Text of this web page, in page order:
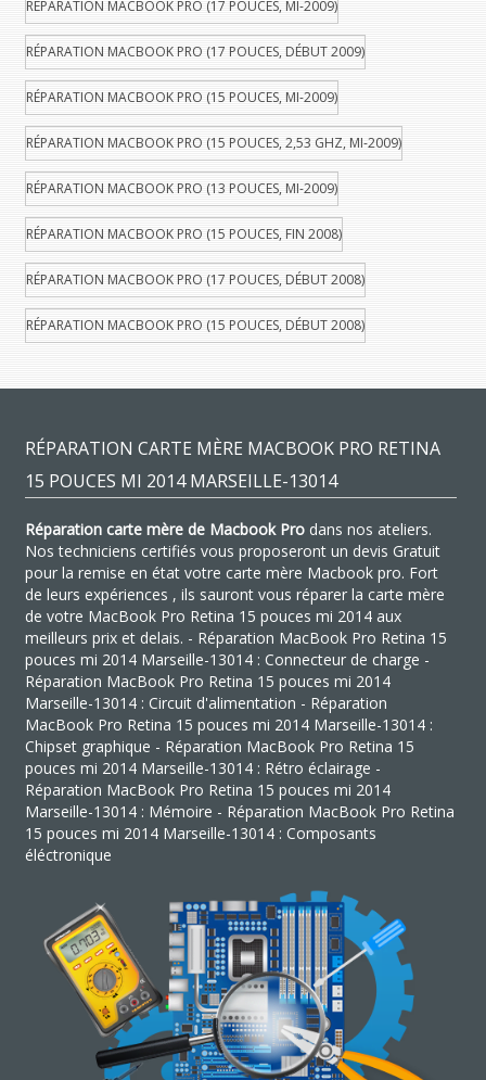
RÉPARATION MACBOOK PRO (17 POUCES, MI-2009)
RÉPARATION MACBOOK PRO (17 POUCES, DÉBUT 2009)
RÉPARATION MACBOOK PRO (15 POUCES, MI-2009)
RÉPARATION MACBOOK PRO (15 POUCES, 2,53 GHZ, MI-2009)
RÉPARATION MACBOOK PRO (13 POUCES, MI-2009)
RÉPARATION MACBOOK PRO (15 POUCES, FIN 2008)
RÉPARATION MACBOOK PRO (17 POUCES, DÉBUT 2008)
RÉPARATION MACBOOK PRO (15 POUCES, DÉBUT 2008)
RÉPARATION CARTE MÈRE MACBOOK PRO RETINA
15 POUCES MI 2014 MARSEILLE-13014
Réparation carte mère de Macbook Prodans nos ateliers.
Nos techniciens certifiés vous proposeront un devis Gratuit
pour la remise en état votre carte mère Macbook pro. Fort
de leurs expériences , ils sauront vous réparer la carte mère
de votre MacBook Pro Retina 15 pouces mi 2014 aux
meilleurs prix et delais. - Réparation MacBook Pro Retina 15
pouces mi 2014 Marseille-13014 : Connecteur de charge -
Réparation MacBook Pro Retina 15 pouces mi 2014
Marseille-13014 : Circuit d'alimentation - Réparation
MacBook Pro Retina 15 pouces mi 2014 Marseille-13014 :
Chipset graphique - Réparation MacBook Pro Retina 15
pouces mi 2014 Marseille-13014 : Rétro éclairage -
Réparation MacBook Pro Retina 15 pouces mi 2014
Marseille-13014 : Mémoire - Réparation MacBook Pro Retina
15 pouces mi 2014 Marseille-13014 : Composants
éléctronique